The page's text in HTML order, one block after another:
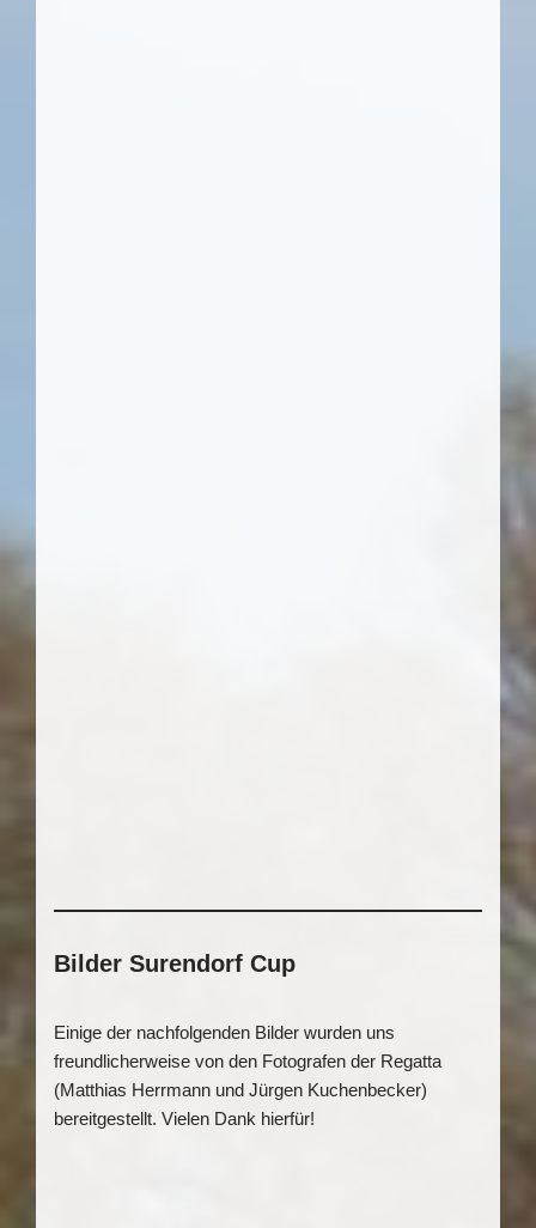
Bilder Surendorf Cup
Einige der nachfolgenden Bilder wurden uns
freundlicherweise von den Fotografen der Regatta
(Matthias Herrmann und Jürgen Kuchenbecker)
bereitgestellt. Vielen Dank hierfür!